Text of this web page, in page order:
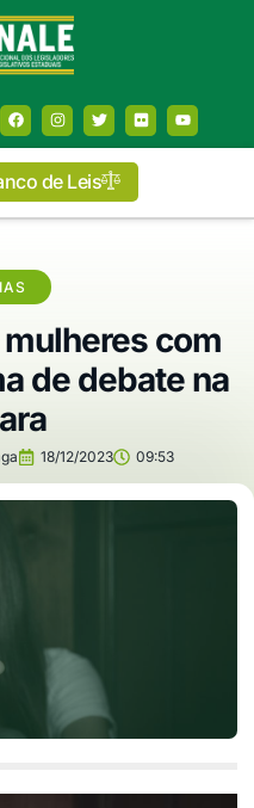
de Leis
com
de debate na
18/12/2023 09:53